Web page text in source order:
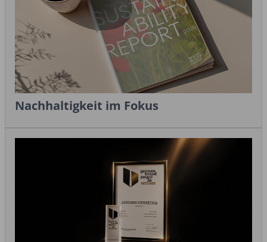
Nachhaltigkeit im Fokus